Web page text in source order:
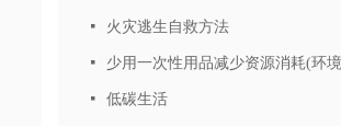
넷 火灾逃生自救方法
넷 少用一次性用品减少资源消耗(环
넷 低碳生活